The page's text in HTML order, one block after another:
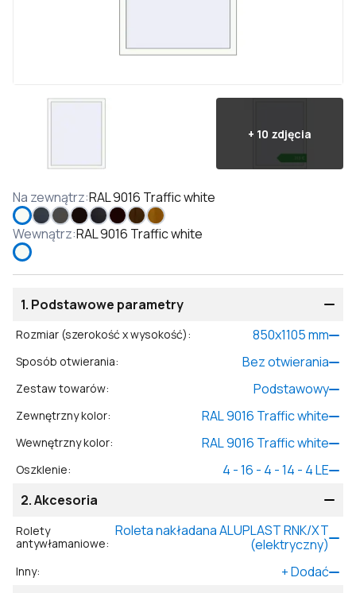
+ 10 zdjęcia
Na zewnątrz:RAL 9016 Traffic white
Wewnątrz:RAL 9016 Traffic white
1. Podstawowe parametry
Rozmiar (szerokość x wysokość): 850x1105mm
Sposób otwierania: Bez otwierania
Zestaw towarów: Podstawowy
Zewnętrzny kolor: RAL 9016 Traffic white
Wewnętrzny kolor: RAL 9016 Traffic white
Oszklenie:
4 - 16 - 4 - 14 - 4 LE
2.Akcesoria
Rolety
antywłamaniowe:
Roleta nakładana ALUPLAST RNK/XT
(elektryczny)
Inny: +Dodać